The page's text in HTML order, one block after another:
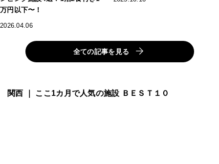
万円以下〜！
2026.04.06
全ての記事を見る
関西 ｜ ここ1カ月で人気の施設 ＢＥＳＴ１０